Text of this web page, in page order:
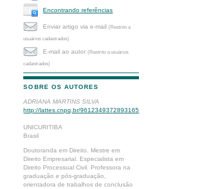
Encontrando referências
Enviar artigo via e-mail(Restrito a
usuários cadastrados)
E-mail ao autor(Restrito a usuários
cadastrados)
SOBRE OS AUTORES
ADRIANA MARTINS SILVA
http://lattes.cnpq.br/9612349372893165
UNICURITIBA
Brasil
Doutoranda em Direito. Mestre em
Direito Empresarial. Especialista em
Direito Processual Civil. Professora na
graduação e pós-graduação,
orientadora de trabalhos de conclusão